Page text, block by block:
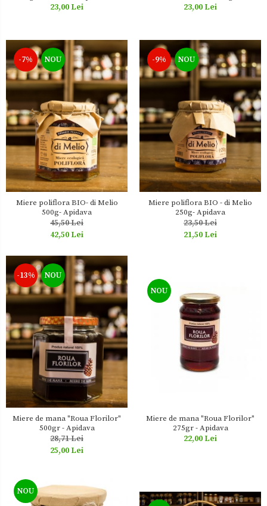
23,00 Lei
Terra Topoloveni
23,00 Lei
-7% NOU
Miere poliflora BIO- di Melio
500g- Apidava
45,50 Lei
42,50 Lei
-9% NOU
Miere poliflora BIO - di Melio
250g- Apidava
23,50 Lei
21,50 Lei
-13% NOU
Miere de mana "Roua Florilor"
500gr - Apidava
28,71 Lei
25,00 Lei
NOU
Miere de mana "Roua Florilor"
275gr - Apidava
22,00 Lei
NOU